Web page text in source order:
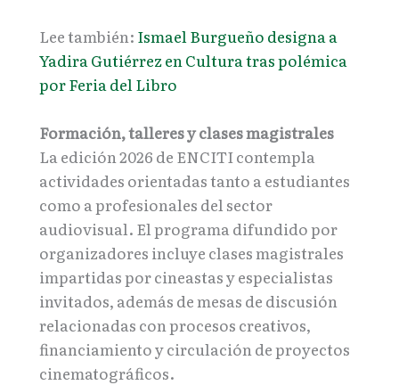
Lee también: Ismael Burgueño designa a
Yadira Gutiérrez en Cultura tras polémica
por Feria del Libro
Formación, talleres y clases magistrales
La edición 2026 de ENCITI contempla
actividades orientadas tanto a estudiantes
como a profesionales del sector
audiovisual. El programa difundido por
organizadores incluye clases magistrales
impartidas por cineastas y especialistas
invitados, además de mesas de discusión
relacionadas con procesos creativos,
financiamiento y circulación de proyectos
cinematográficos.